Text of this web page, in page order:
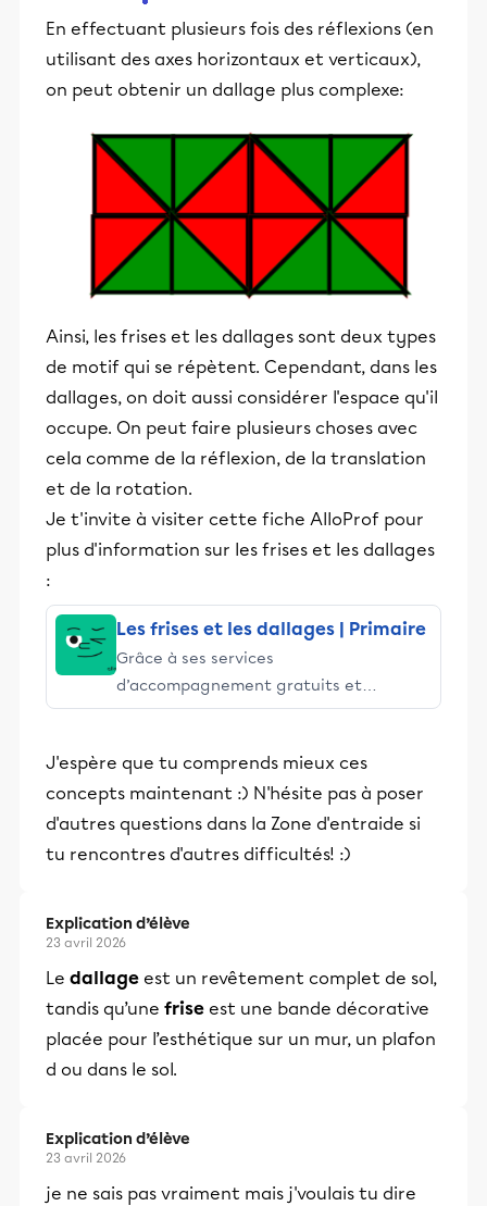
En effectuant plusieurs fois des réflexions (en
utilisant des axes horizontaux et verticaux),
on peut obtenir un dallage plus complexe:
Ainsi, les frises et les dallages sont deux types
de motif qui se répètent. Cependant, dans les
dallages, on doit aussi considérer l'espace qu'il
occupe. On peut faire plusieurs choses avec
cela comme de la réflexion, de la translation
et de la rotation.
Je t'invite à visiter cette fiche AlloProf pour
plus d'information sur les frises et les dallages
:
Les frises et les dallages | Primaire
Grâce à ses services
d’accompagnement gratuits et
stimulants, Alloprof engage les élèves
éducative.
J'espère que tu comprends mieux ces
concepts maintenant :) N'hésite pas à poser
d'autres questions dans la Zone d'entraide si
tu rencontres d'autres difficultés! :)
Explication d’élève
23 avril 2026
Le dallage est un revêtement complet de sol,
tandis qu’une frise est une bande décorative
placée pour l’esthétique sur un mur, un plafon
d ou dans le sol.
Explication d’élève
23 avril 2026
je ne sais pas vraiment mais j'voulais tu dire